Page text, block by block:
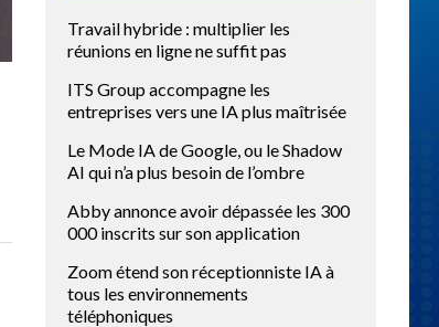
Travail hybride : multiplier les
réunions en ligne ne suffit pas
ITS Group accompagne les
entreprises vers une IA plus maîtrisée
Le Mode IA de Google, ou le Shadow
AI qui n’a plus besoin de l’ombre
Abby annonce avoir dépassée les 300
000 inscrits sur son application
Zoom étend son réceptionniste IA à
tous les environnements
téléphoniques